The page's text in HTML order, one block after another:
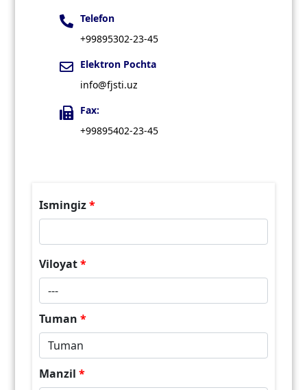
Ismingiz*
Viloyat*
Tuman*
Manzil*
Telefon
+99895302-23-45
Elektron Pochta
info@fjsti.uz
Fax:
+99895402-23-45